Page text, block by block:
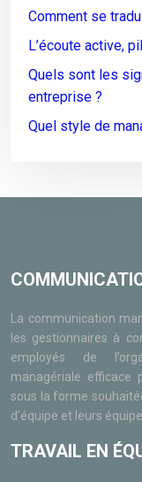
Comment se
L’écoute active,
Quels sont les
entreprise ?
Quel style de
La communication
les gestionnaires à
employés de
managériale efficace
sous la forme
d’équipe et leurs
TRAVAIL EN